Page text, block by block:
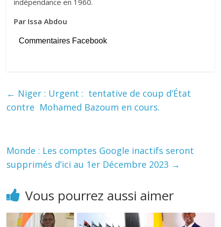
indépendance en 1960.
Par Issa Abdou
Commentaires Facebook
← Niger : Urgent : tentative de coup d’État
contre Mohamed Bazoum en cours.
Monde : Les comptes Google inactifs seront
supprimés d’ici au 1er Décembre 2023 →
Vous pourrez aussi aimer